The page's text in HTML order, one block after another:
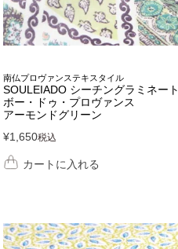
南仏プロヴァンステキスタイル
SOULEIADO シーチングラミネート
ボー・ドゥ・プロヴァンス
アーモンドグリーン
¥1,650税込
カートに入れる